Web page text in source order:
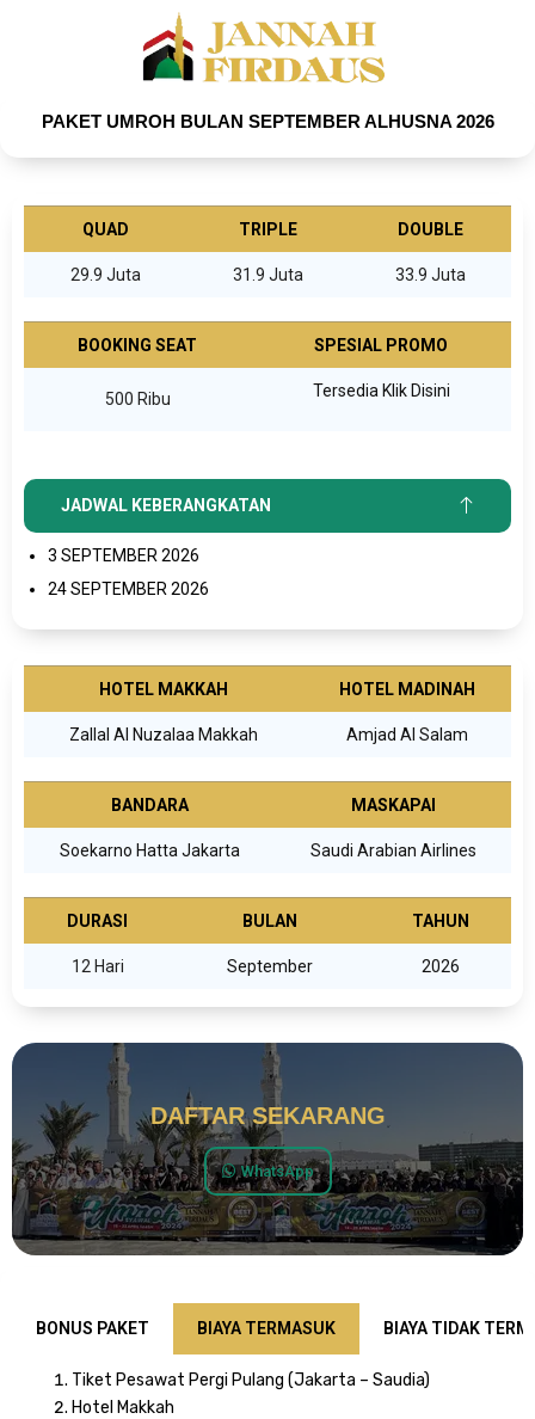
PAKET UMROH BULAN SEPTEMBER ALHUSNA 2026
QUAD TRIPLE DOUBLE
29.9 Juta 31.9 Juta 33.9 Juta
BOOKING SEAT SPESIAL PROMO
500 Ribu Tersedia Klik Disini
JADWAL KEBERANGKATAN
3 SEPTEMBER 2026
24 SEPTEMBER 2026
HOTEL MAKKAH HOTEL MADINAH
Zallal Al Nuzalaa Makkah Amjad Al Salam
BANDARA MASKAPAI
Soekarno Hatta Jakarta Saudi Arabian Airlines
DURASI BULAN TAHUN
12 Hari September 2026
DAFTAR SEKARANG
WhatsApp
BONUS PAKET BIAYA TERMASUK BIAYA TIDAK
Tiket Pesawat Pergi Pulang (Jakarta – Saudia)
Hotel Makkah